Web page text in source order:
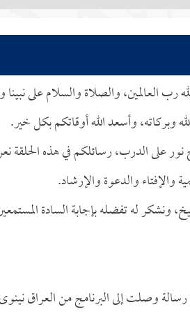
رب العالمين، والصلاة والسلام على
وبركاته، وأسعد الله أوقاتكم بكل خير.
على الدرب، رسائلكم في هذه الحلقة
والإفتاء والدعوة والإرشاد.
ونشكر له تفضله بإجابة السادة
وصلت إلى البرنامج من العراق